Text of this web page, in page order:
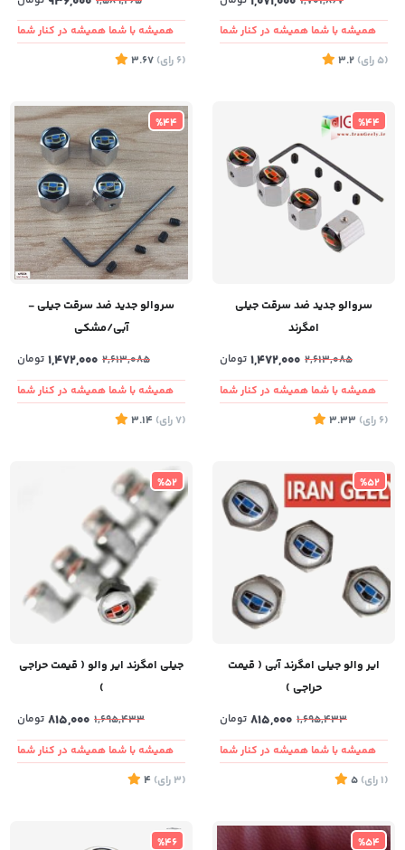
همیشه با شما همیشه در کنار شما
(5
رای)
3.2
همیشه با شما همیشه در کنار شما
(6 رای)
3.67
%44
سروالو جدید ضد سرقت جیلی
امگرند
2,613,085
1,472,000 تومان
همیشه با شما همیشه در کنار شما
(6 رای)
3.33
%44
سروالو جدید ضد سرقت جیلی -
آبی/مشکی
2,613,085
1,472,000 تومان
همیشه با شما همیشه در کنار شما
(7 رای)
3.14
%52
ایر والو جیلی امگرند آبی ( قیمت
حراجی )
1,695,433
815,000 تومان
همیشه با شما همیشه در کنار شما
(1 رای)
5
%52
جیلی امگرند ایر والو ( قیمت حراجی
)
1,695,433
815,000 تومان
همیشه با شما همیشه در کنار شما
(3
رای)
4
%54
%46